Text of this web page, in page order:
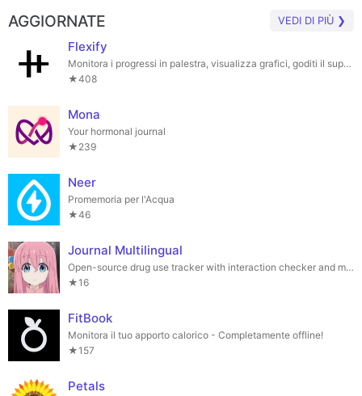
AGGIORNATE VEDI DI PIÙ ❯
Flexify
Monitora i progressi in palestra, visualizza grafici, goditi il supporto offline e i timer.
★408
Mona
Your hormonal journal
★239
Neer
Promemoria per l'Acqua
★46
Journal Multilingual
Open-source drug use tracker with interaction checker and multilingual support.
★16
FitBook
Monitora il tuo apporto calorico - Completamente offline!
★157
Petals